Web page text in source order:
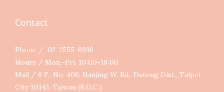
Contact
Phone / 02-2555-6936
Hours / Mon.-Fri. 10:00-18:00
Mail / 6 F., No. 406, Nanjing W. Rd., Datong Dist., Taipei
City 10343, Taiwan (R.O.C.)